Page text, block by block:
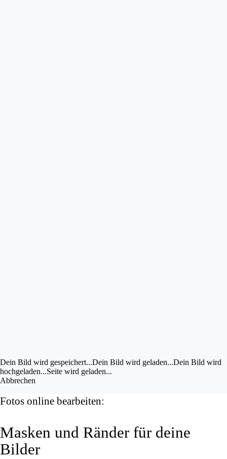
Dein Bild wird gespeichert...Dein Bild wird geladen...Dein Bild wird
hochgeladen...Seite wird geladen...
Abbrechen
Fotos online bearbeiten:
Masken und Ränder für deine
Bilder